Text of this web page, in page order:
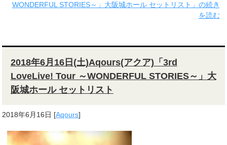
WONDERFUL STORIES～」大阪城ホール セットリスト」の続き
を読む
2018年6月16日(土)Aqours(アクア)「3rd
LoveLive! Tour ～WONDERFUL STORIES～」大
阪城ホール セットリスト
2018年6月16日 [Aqours]